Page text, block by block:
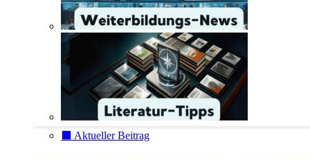
⬛️ Aktueller Beitrag